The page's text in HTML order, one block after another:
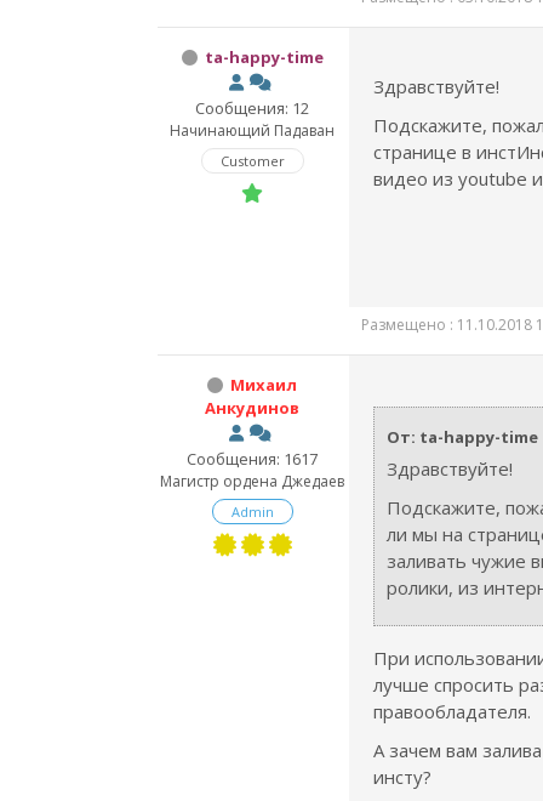
ta-happy-time
Сообщения: 12
Начинающий Падаван
Customer
Здравствуйте!
Подскажите,
странице в
видео из youtube
Размещено : 11.10.2018
Михаил
Анкудинов
Сообщения: 1617
Магистр ордена Джедаев
Admin
От: ta-happy-time
Здравствуйте!
Подскажите,
ли мы на
заливать чужие
ролики, из
При
лучше спросить
правообладателя.
А зачем вам
инсту?